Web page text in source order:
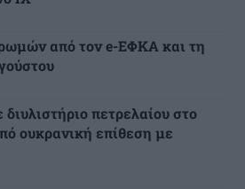
από τον e-ΕΦΚΑ και τη
πετρελαίου στο
ουκρανική επίθεση με